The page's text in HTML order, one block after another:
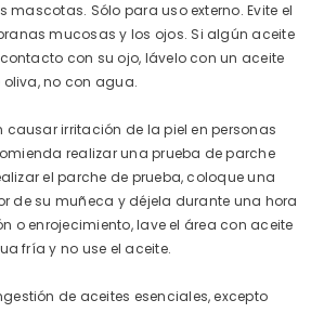
mascotas. Sólo para uso externo. Evite el
mucosas y los ojos. Si algún aceite
con su ojo, lávelo con un aceite
no con agua.
causar irritación de la piel en personas
realizar una prueba de parche
el parche de prueba, coloque una
de su muñeca y déjela durante una hora
o enrojecimiento, lave el área con aceite
fría y no use el aceite.
de aceites esenciales, excepto